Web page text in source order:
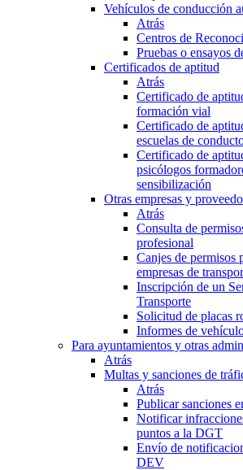
Vehículos de conducción
Atrás
Centros de
Pruebas o ensayos
Certificados de aptitud
Atrás
Certificado de
formación vial
Certificado de
escuelas de
Certificado de
psicólogos
sensibilización
Otras empresas y
Atrás
Consulta de
profesional
Canjes de permisos
empresas de
Inscripción de un
Transporte
Solicitud de placas
Informes de
Para ayuntamientos y otras
Atrás
Multas y sanciones de
Atrás
Publicar sanciones
Notificar
puntos a la DGT
Envío de
DEV